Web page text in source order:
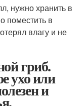
нужно хранить в
поместить в
влагу и не
гриб.
ухо или
и